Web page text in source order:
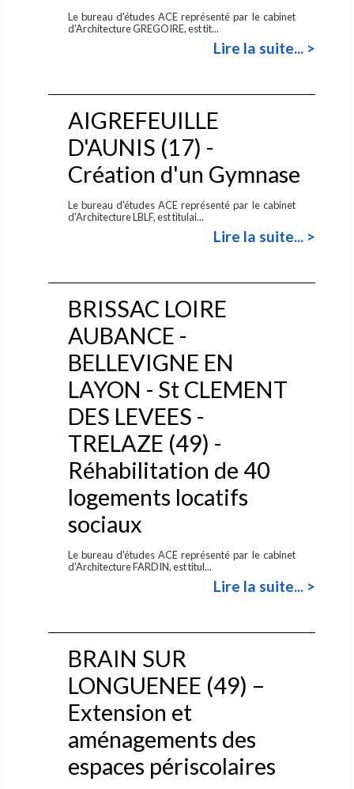
Le bureau d'études ACE représenté par le cabinet
d'Architecture GREGOIRE, est tit...
Lire la suite... >
AIGREFEUILLE
D'AUNIS (17) -
Création d'un Gymnase
Le bureau d'études ACE représenté par le cabinet
d'Architecture LBLF, est titulai...
Lire la suite... >
BRISSAC LOIRE
AUBANCE -
BELLEVIGNE EN
LAYON - St CLEMENT
DES LEVEES -
TRELAZE (49) -
Réhabilitation de 40
logements locatifs
sociaux
Le bureau d'études ACE représenté par le cabinet
d'Architecture FARDIN, est titul...
Lire la suite... >
BRAIN SUR
LONGUENEE (49) –
Extension et
aménagements des
espaces périscolaires